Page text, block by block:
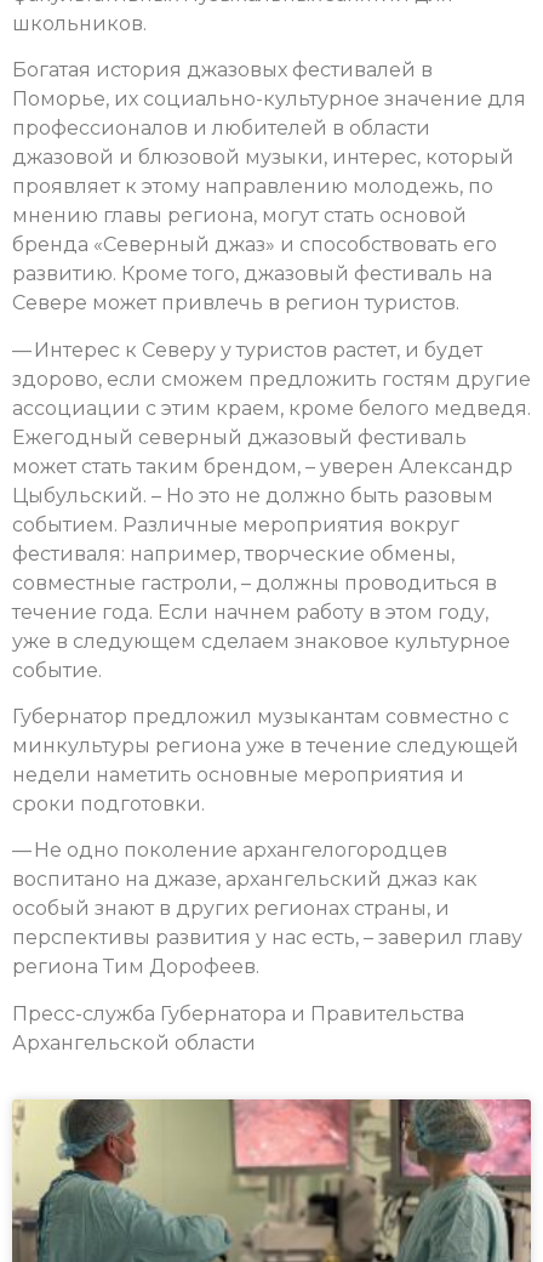
школьников.
Богатая история джазовых фестивалей в
Поморье, их социально-культурное значение для
профессионалов и любителей в области
джазовой и блюзовой музыки, интерес, который
проявляет к этому направлению молодежь, по
мнению главы региона, могут стать основой
бренда «Северный джаз» и способствовать его
развитию. Кроме того, джазовый фестиваль на
Севере может привлечь в регион туристов.
— Интерес к Северу у туристов растет, и будет
здорово, если сможем предложить гостям другие
ассоциации с этим краем, кроме белого медведя.
Ежегодный северный джазовый фестиваль
может стать таким брендом, – уверен Александр
Цыбульский. – Но это не должно быть разовым
событием. Различные мероприятия вокруг
фестиваля: например, творческие обмены,
совместные гастроли, – должны проводиться в
течение года. Если начнем работу в этом году,
уже в следующем сделаем знаковое культурное
событие.
Губернатор предложил музыкантам совместно с
минкультуры региона уже в течение следующей
недели наметить основные мероприятия и
сроки подготовки.
— Не одно поколение архангелогородцев
воспитано на джазе, архангельский джаз как
особый знают в других регионах страны, и
перспективы развития у нас есть, – заверил главу
региона Тим Дорофеев.
Пресс-служба Губернатора и Правительства
Архангельской области